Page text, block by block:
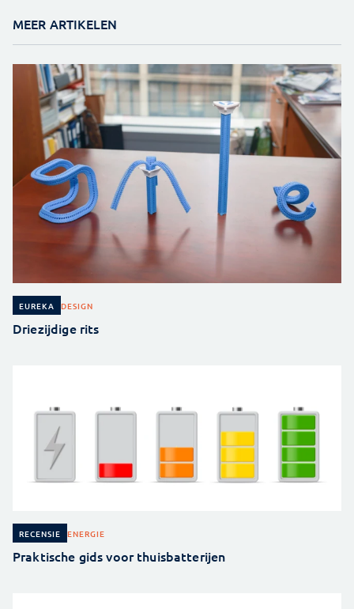
MEER ARTIKELEN
EUREKA DESIGN
Driezijdige rits
RECENSIE ENERGIE
Praktische gids voor thuisbatterijen